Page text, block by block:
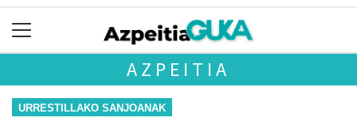
AZPEITIA
URRESTILLAKO SANJOANAK